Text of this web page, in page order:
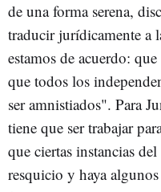
de una forma serena,
traducir jurídicamente a
estamos de acuerdo:
que todos los
ser amnistiados". Para
tiene que ser trabajar
que ciertas instancias
resquicio y haya